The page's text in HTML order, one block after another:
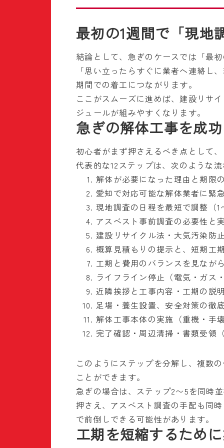
最初の1週間で「現地
結論として、急ぎのケースでは「最
「思い立ったらすぐに業者へ連絡し
期間での着工につながります。
ここがスムーズに進めば、建設リサ
ジュールが組みやすくなります。
急ぎの解体工事を成
初心者がまず押さえるべき点として
代表的な12ステップは、次のような
解体が必要になった理由と期限
愛知で対応可能な解体業者に緊
現地調査の日程を最短で調整（
アスベスト事前調査の必要性と
建設リサイクル法・大気汚染防
概算見積もりの提示と、短期工
工期と費用のバランスを見なが
ライフライン停止（電気・ガス
近隣挨拶と工事内容・工期の説
足場・養生設置、安全対策の徹
解体工事本体の実施（重機・手
完了確認・周辺清掃・書類受領
このようにステップを分解し、複数
ことができます。
急ぎの場合は、ステップ2〜5を同時
押さえ、アスベスト調査の手配も同
で前倒しできる可能性があります。
工期を短縮するため